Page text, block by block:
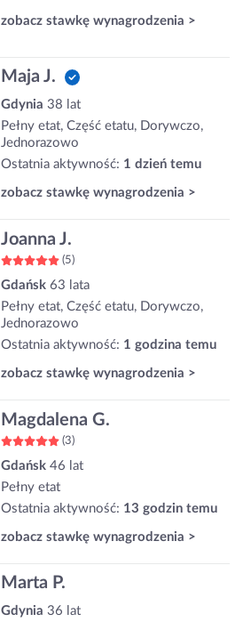
zobacz stawkę wynagrodzenia >
Maja J.
Gdynia 38 lat
Pełny etat, Część etatu, Dorywczo,
Jednorazowo
Ostatnia aktywność: 1 dzień temu
zobacz stawkę wynagrodzenia >
Joanna J.
(5)
Gdańsk 63 lata
Pełny etat, Część etatu, Dorywczo,
Jednorazowo
Ostatnia aktywność: 1 godzina temu
zobacz stawkę wynagrodzenia >
Magdalena G.
(3)
Gdańsk 46 lat
Pełny etat
Ostatnia aktywność: 13 godzin temu
zobacz stawkę wynagrodzenia >
Marta P.
Gdynia 36 lat